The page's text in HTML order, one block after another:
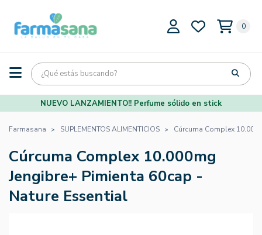
0
NUEVO LANZAMIENTO!! Perfume sólido en stick
Farmasana SUPLEMENTOS ALIMENTICIOS Cúrcuma Complex
Cúrcuma Complex 10.000mg
Jengibre+ Pimienta 60cap -
Nature Essential